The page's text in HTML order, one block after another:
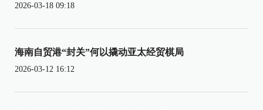
2026-03-18 09:18
海南自贸港“封关”何以撬动亚太经贸棋局
2026-03-12 16:12